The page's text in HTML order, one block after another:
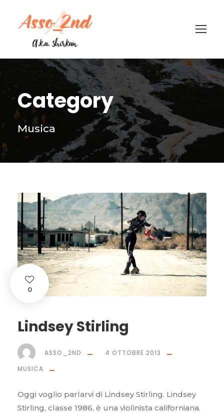
Category
Musica
0
Lindsey Stirling
ASSO_2ND
4 OTTOBRE 2013
MUSICA
Oggi voglio parlarvi di Lindsey Stirling. Lindsey
Stirling, classe 1986, è una violinista californiana.